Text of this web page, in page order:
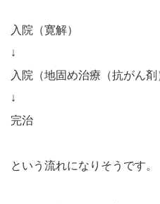
入院（寛解）
↓
入院（地固め治療（抗がん剤
↓
完治
という流れになりそうです。